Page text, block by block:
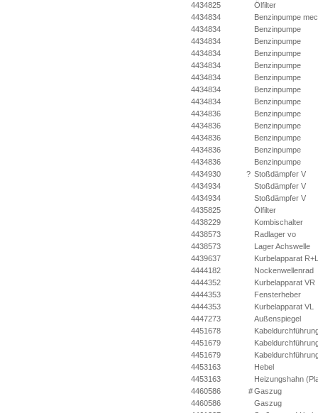
4434825
Ölfilter
4434834
Benzinpumpe
4434834
Benzinpumpe
4434834
Benzinpumpe
4434834
Benzinpumpe
4434834
Benzinpumpe
4434834
Benzinpumpe
4434834
Benzinpumpe
4434834
Benzinpumpe
4434836
Benzinpumpe
4434836
Benzinpumpe
4434836
Benzinpumpe
4434836
Benzinpumpe
4434836
Benzinpumpe
4434930
? Stoßdämpfer V
4434934
Stoßdämpfer V
4434934
Stoßdämpfer V
4435825
Ölfilter
4438229
Kombischalter
4438573
Radlager vo
4438573
Lager Achswelle
4439637
Kurbelapparat R+L
4444182
Nockenwellenrad
4444352
Kurbelapparat VR
4444353
Fensterheber
4444353
Kurbelapparat VL
4447273
Außenspiegel
4451678
4451679
4451679
4453163
Hebel
4453163
Heizungshahn
4460586
# Gaszug
4460586
Gaszug